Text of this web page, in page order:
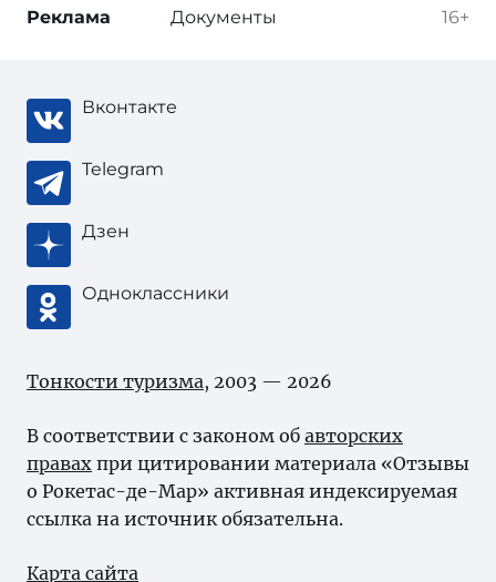
16+
Реклама Документы
Вконтакте
Telegram
Дзен
Одноклассники
Тонкости туризма, 2003 — 2026
В соответствии с законом об авторских
правах при цитировании материала «Отзывы
о Рокетас-де-Мар» активная индексируемая
ссылка на источник обязательна.
Карта сайта